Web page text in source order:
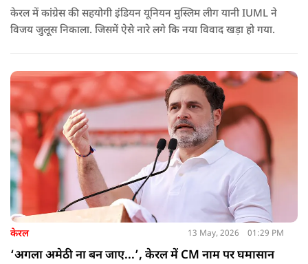
केरल में कांग्रेस की सहयोगी इंडियन यूनियन मुस्लिम लीग यानी IUML ने
विजय जुलूस निकाला. जिसमें ऐसे नारे लगे कि नया विवाद खड़ा हो गया.
केरल 13 May, 2026 01:29 PM
‘अगला अमेठी ना बन जाए...’, केरल में CM नाम पर घमासान